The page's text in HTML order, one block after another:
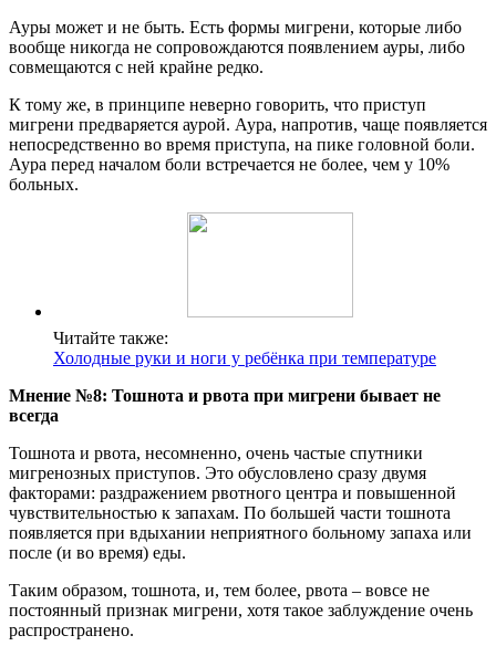
Ауры может и не быть. Есть формы мигрени, которые либо
вообще никогда не сопровождаются появлением ауры, либо
совмещаются с ней крайне редко.
К тому же, в принципе неверно говорить, что приступ
мигрени предваряется аурой. Аура, напротив, чаще появляется
непосредственно во время приступа, на пике головной боли.
Аура перед началом боли встречается не более, чем у 10%
больных.
Читайте также:
Холодные руки и ноги у ребёнка при температуре
Мнение №8: Тошнота и рвота при мигрени бывает не
всегда
Тошнота и рвота, несомненно, очень частые спутники
мигренозных приступов. Это обусловлено сразу двумя
факторами: раздражением рвотного центра и повышенной
чувствительностью к запахам. По большей части тошнота
появляется при вдыхании неприятного больному запаха или
после (и во время) еды.
Таким образом, тошнота, и, тем более, рвота – вовсе не
постоянный признак мигрени, хотя такое заблуждение очень
распространено.